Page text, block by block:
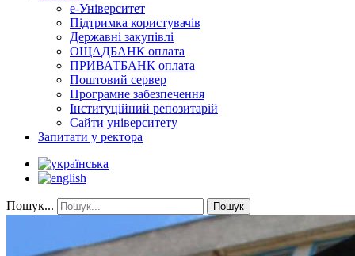
е-Університет
Підтримка користувачів
Державні закупівлі
ОЩАДБАНК оплата
ПРИВАТБАНК оплата
Поштовий сервер
Програмне забезпечення
Інституційний репозитарій
Сайти університету
Запитати у ректора
Пошук... Пошук